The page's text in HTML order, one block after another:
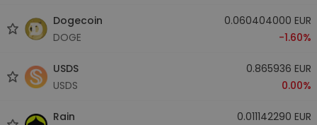
Dogecoin
DOGE
0.060404000 EUR
-1.60%
USDS
USDS
0.865936 EUR
0.00%
Rain 0.011142290 EUR